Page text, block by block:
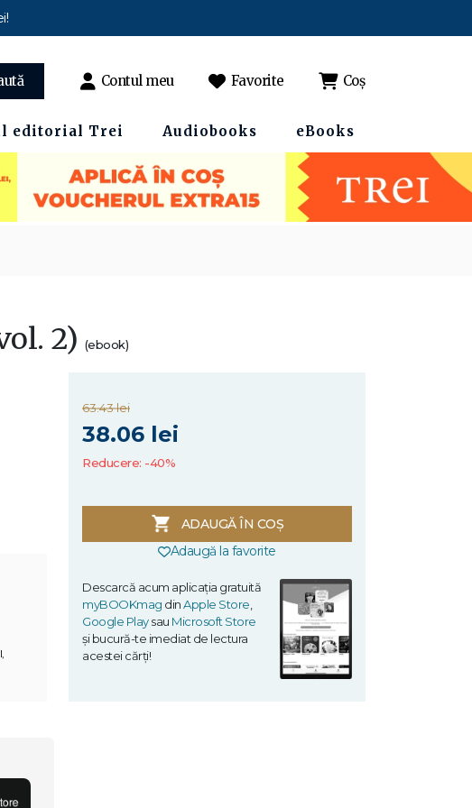
Contul meu Favorite Coș
editorial Trei Audiobooks eBooks
2) (ebook)
63.43 lei
38.06 lei
Reducere: -40%
ADAUGĂ ÎN COȘ
Adaugă la favorite
Descarcă acum aplicația gratuită
myBOOKmag dinApple Store
Google Playsau Microsoft Store
și bucură-te imediat de lectura
acestei cărți!